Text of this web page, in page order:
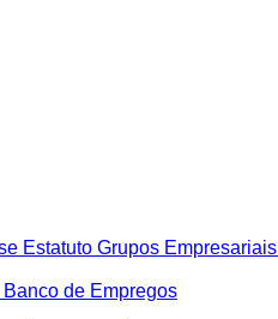
Estatuto Grupos Empresariais
Banco de Empregos